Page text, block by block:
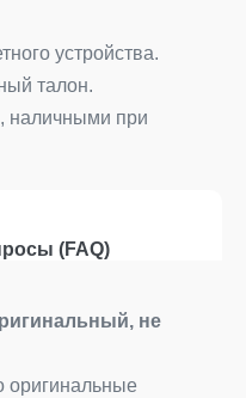
устройства.
талон.
наличными при
(FAQ)
не
оригинальные